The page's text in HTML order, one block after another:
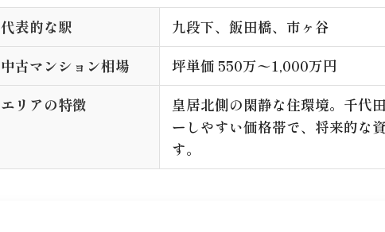
代表的な駅
九段下、飯田橋、市ヶ谷
中古マンション相場
坪単価 550万〜1,000万円
エリアの特徴
皇居北側の閑静な住環境。千代
ーしやすい価格帯で、将来的な
す。